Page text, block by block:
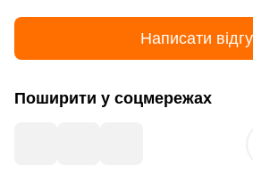
Написати
Поширити у соцмережах